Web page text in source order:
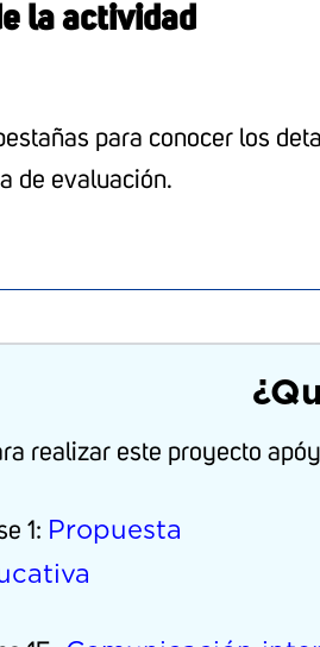
la actividad
para conocer los
de evaluación.
realizar este proyecto
1: Propuesta